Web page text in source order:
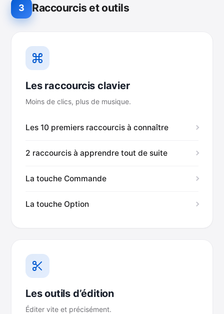
3 Raccourcis et outils
Les raccourcis clavier
Moins de clics, plus de musique.
Les 10 premiers raccourcis à connaître
2 raccourcis à apprendre tout de suite
La touche Commande
La touche Option
Les outils d’édition
Éditer vite et précisément.